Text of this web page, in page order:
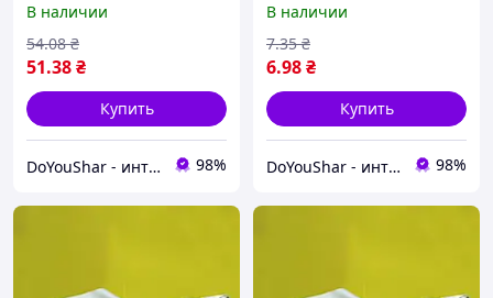
В наличии
51.38₴
54.08 ₴
Купить
DoYouShar - интернет-магазин товаров для праздника 98%
мм.
В наличии
6.98₴
7.35 ₴
Купить
DoYouShar - интернет-магазин товаров для праздника 98%